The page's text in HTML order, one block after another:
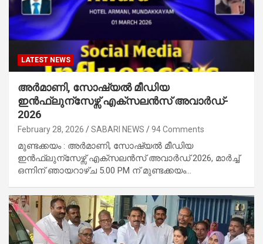
LATEST NEWS
അർമാണി, സോഷ്യൽ മീഡിയ
ഇൻഫ്ലുന്സേഴ്സ് എക്സലൻസ് അവാർഡ്-
2026
February 28, 2026 SABARI NEWS 94 Comments
മുണ്ടക്കയം : അർമാണി, സോഷ്യൽ മീഡിയ
ഇൻഫ്ലുന്സേഴ്സ് എക്സലൻസ് അവാർഡ് 2026, മാർച്ച്‌
ഒന്നിന് ഞായറാഴ്ച 5.00 PM ന് മുണ്ടക്കയം…